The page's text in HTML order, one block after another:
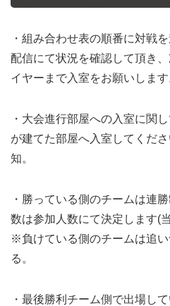
・組み合わせ表の順番に対戦
配信にて状況を確認して頂き
イヤーまで入室をお願いします
・大会進行部屋への入室に関
が建てた部屋へ入室してくだ
知。
・勝っている側のチームは連
数は参加人数にて決定します(
※負けている側のチームは追
る。
・最後勝利チーム側で出場し